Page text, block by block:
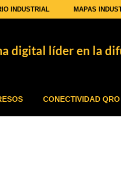
INDUSTRIAL MAPAS
digital líder en la
CONECTIVIDAD QRO